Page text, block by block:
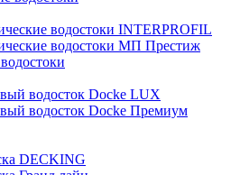
водостоки INTERPROFIL
водостоки МП Престиж
водосток Docke LUX
водосток Docke Премиум
DECKING